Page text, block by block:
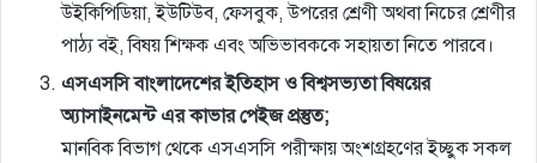
উইকিপিডিয়া, ইউটিউব, ফেসবুক, উপরের শ্রেণী অথবা নিচের শ্রেণীর
পাঠ্য বই, বিষয় শিক্ষক এবং অভিভাবককে সহায়তা নিতে পারবে।
এসএসসি বাংলাদেশের ইতিহাস ও বিশ্বসভ্যতা বিষয়ের
অ্যাসাইনমেন্ট এর কাভার পেইজ প্রস্তুত;
মানবিক বিভাগ থেকে এসএসসি পরীক্ষায় অংশগ্রহণের ইচ্ছুক সকল